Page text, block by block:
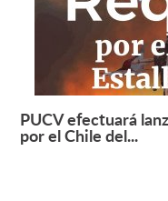
PUCV efectuará
por el Chile del...